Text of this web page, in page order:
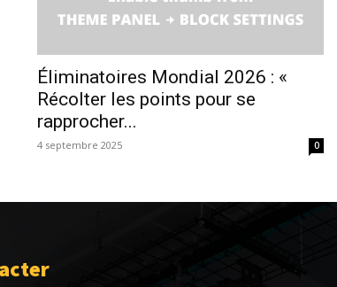
Éliminatoires Mondial 2026 : «
Récolter les points pour se
rapprocher...
4 septembre 2025 0